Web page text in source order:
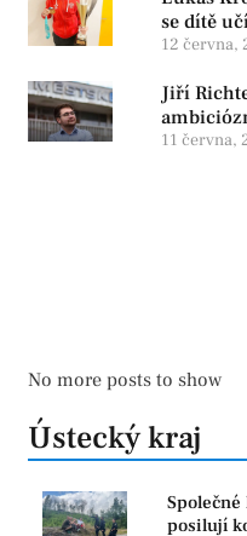
se dítě
neroste
12 června,
Jiří
více
11 června,
No more posts to show
Ústecký kraj
posilují